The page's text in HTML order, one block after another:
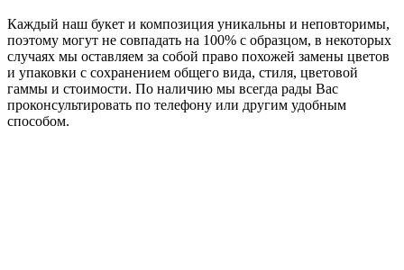
Каждый наш букет и композиция уникальны и неповторимы,
поэтому могут не совпадать на 100% с образцом, в некоторых
случаях мы оставляем за собой право похожей замены цветов
и упаковки с сохранением общего вида, стиля, цветовой
гаммы и стоимости. По наличию мы всегда рады Вас
проконсультировать по телефону или другим удобным
способом.